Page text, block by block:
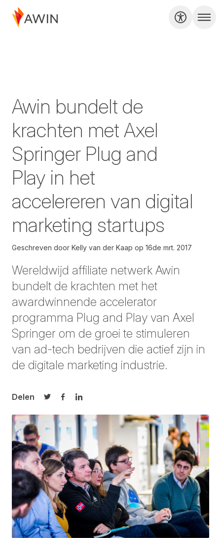
Awin bundelt de
krachten met Axel
Springer Plug and
Play in het
accelereren van digital
marketing startups
Geschreven door Kelly van der Kaap op 16de mrt. 2017
Wereldwijd affiliate netwerk Awin
bundelt de krachten met het
awardwinnende accelerator
programma Plug and Play van Axel
Springer om de groei te stimuleren
van ad-tech bedrijven die actief zijn in
de digitale marketing industrie.
Delen
Delen op Twitter
Delen op Facebook
Delen op LinkedIn